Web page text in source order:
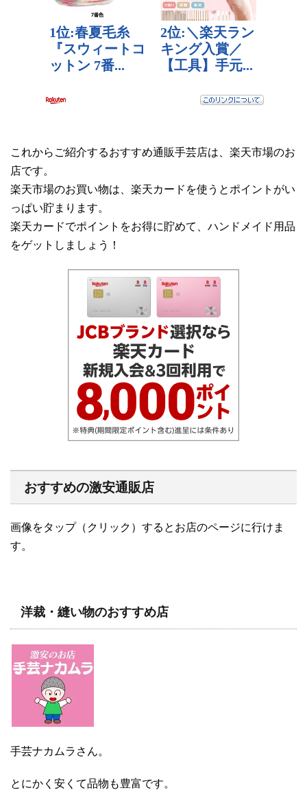
これからご紹介するおすすめ通販手芸店は、楽天市場のお
店です。
楽天市場のお買い物は、楽天カードを使うとポイントがい
っぱい貯まります。
楽天カードでポイントをお得に貯めて、ハンドメイド用品
をゲットしましょう！
おすすめの激安通販店
画像をタップ（クリック）するとお店のページに行けま
す。
洋裁・縫い物のおすすめ店
手芸ナカムラさん。
とにかく安くて品物も豊富です。